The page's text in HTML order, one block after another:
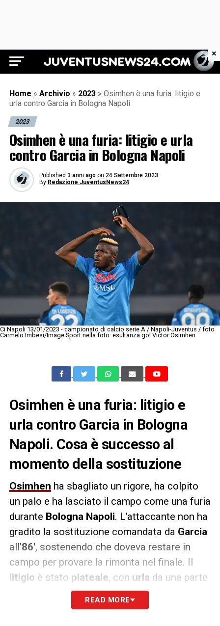
Juventus News 24
Home » Archivio » 2023 » Osimhen è una furia: litigio e
urla contro Garcia in Bologna Napoli
2023
Osimhen è una furia: litigio e urla
contro Garcia in Bologna Napoli
Published 3 anni ago on 24 Settembre 2023
By Redazione JuventusNews24
Ci Napoli 13/01/2023 - campionato di calcio serie A / Napoli-Juventus / foto
Carmelo Imbesi/Image Sport nella foto: esultanza gol Victor Osimhen
Osimhen è una furia: litigio e
urla contro Garcia in Bologna
Napoli. Cosa è successo al
momento della sostituzione
Osimhen ha sbagliato un rigore, ha colpito
un palo e ha lasciato il campo come una furia
durante Bologna Napoli. L’attaccante non ha
gradito la sostituzione comandata da Garcia
all’86′, sostenendo che doveva restare in
campo per provare la rimonta nel finale. Il
litigio è stato plateale, con urla da una parte
e dall’altra. E a fine partita i due sono rientrati
negli spogliatoi ignorandosi.
READ MORE
×